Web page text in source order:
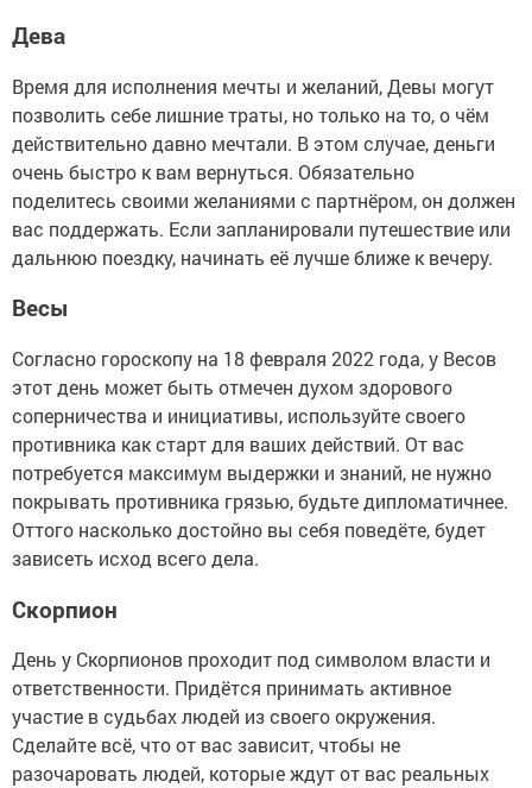
Дева
Время для исполнения мечты и желаний, Девы могут
позволить себе лишние траты, но только на то, о чём
действительно давно мечтали. В этом случае, деньги
очень быстро к вам вернуться. Обязательно
поделитесь своими желаниями с партнёром, он должен
вас поддержать. Если запланировали путешествие или
дальнюю поездку, начинать её лучше ближе к вечеру.
Весы
Согласно гороскопу на 18 февраля 2022 года, у Весов
этот день может быть отмечен духом здорового
соперничества и инициативы, используйте своего
противника как старт для ваших действий. От вас
потребуется максимум выдержки и знаний, не нужно
покрывать противника грязью, будьте дипломатичнее.
Оттого насколько достойно вы себя поведёте, будет
зависеть исход всего дела.
Скорпион
День у Скорпионов проходит под символом власти и
ответственности. Придётся принимать активное
участие в судьбах людей из своего окружения.
Сделайте всё, что от вас зависит, чтобы не
разочаровать людей, которые ждут от вас реальных